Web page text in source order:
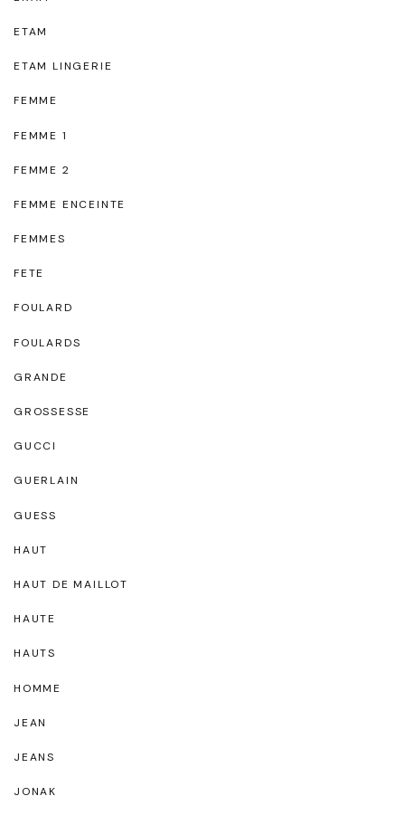
ETAM
ETAM LINGERIE
FEMME
FEMME 1
FEMME 2
FEMME ENCEINTE
FEMMES
FETE
FOULARD
FOULARDS
GRANDE
GROSSESSE
GUCCI
GUERLAIN
GUESS
HAUT
HAUT DE MAILLOT
HAUTE
HAUTS
HOMME
JEAN
JEANS
JONAK